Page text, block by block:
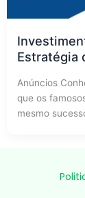
Estratégia
Anúncios
que os
mesmo